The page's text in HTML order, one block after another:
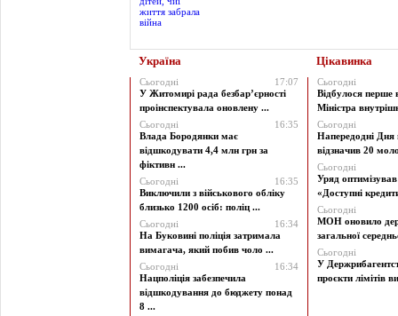
Україна Цікавинка
Сьогодні
17:07
У Житомирі рада безбар’єрності
проінспектувала оновлену ...
Сьогодні
16:35
Влада Бородянки має
відшкодувати 4,4 млн грн за
фіктивн ...
Сьогодні
16:35
Виключили з військового обліку
близько 1200 осіб: поліц ...
Сьогодні
16:34
На Буковині поліція затримала
вимагача, який побив чоло ...
Сьогодні
16:34
Нацполіція забезпечила
відшкодування до бюджету понад
8 ...
Сьогодні
Відбулося перше
Міністра
Сьогодні
Напередодні Дня
відзначив 20
Сьогодні
Уряд
«Доступні
Сьогодні
МОН оновило
загальної
Сьогодні
У
проєкти лімітів